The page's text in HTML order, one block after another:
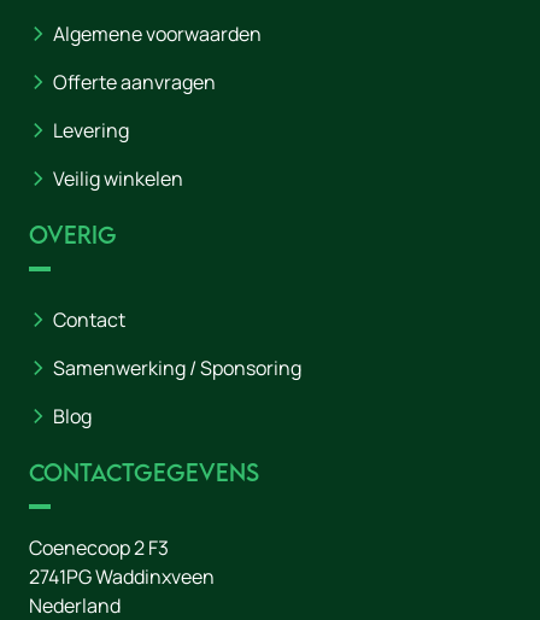
Algemene voorwaarden
Offerte aanvragen
Levering
Veilig winkelen
Overig
Contact
Samenwerking / Sponsoring
Blog
Contactgegevens
Coenecoop 2 F3
2741PGWaddinxveen
Nederland